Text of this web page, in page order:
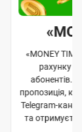
«MONEY
рахунку
абонентів.
пропозиція,
Telegram-
та